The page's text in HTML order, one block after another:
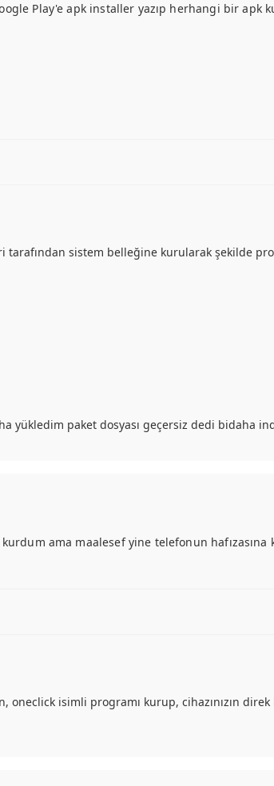
Play'e apk installer yazıp herhangi bir apk
sistem belleğine kurularak şekilde
paket dosyası geçersiz dedi bidaha
ama maalesef yine telefonun hafızasına
isimli programı kurup, cihazınızın